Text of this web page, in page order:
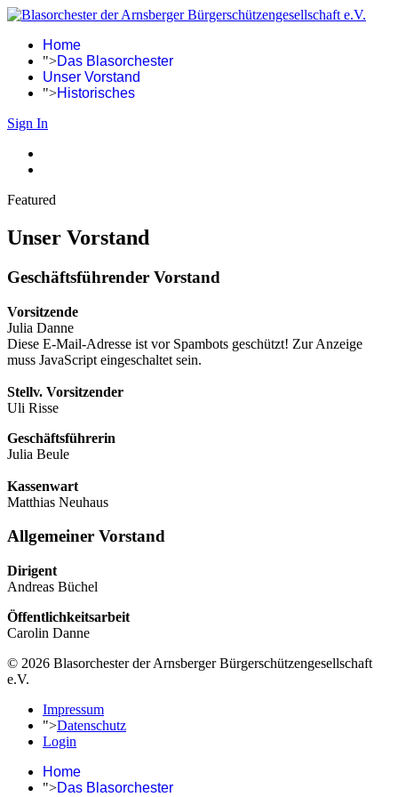
Home
">Das Blasorchester
Unser Vorstand
">Historisches
Sign In
Featured
Unser Vorstand
Geschäftsführender Vorstand
Vorsitzende
Julia Danne
Diese E-Mail-Adresse ist vor Spambots geschützt! Zur Anzeige
muss JavaScript eingeschaltet sein.
Stellv. Vorsitzender
Uli Risse
Geschäftsführerin
Julia Beule
Kassenwart
Matthias Neuhaus
Allgemeiner Vorstand
Dirigent
Andreas Büchel
Öffentlichkeitsarbeit
Carolin Danne
© 2026 Blasorchester der Arnsberger Bürgerschützengesellschaft
e.V.
Impressum
">Datenschutz
Login
Home
">Das Blasorchester